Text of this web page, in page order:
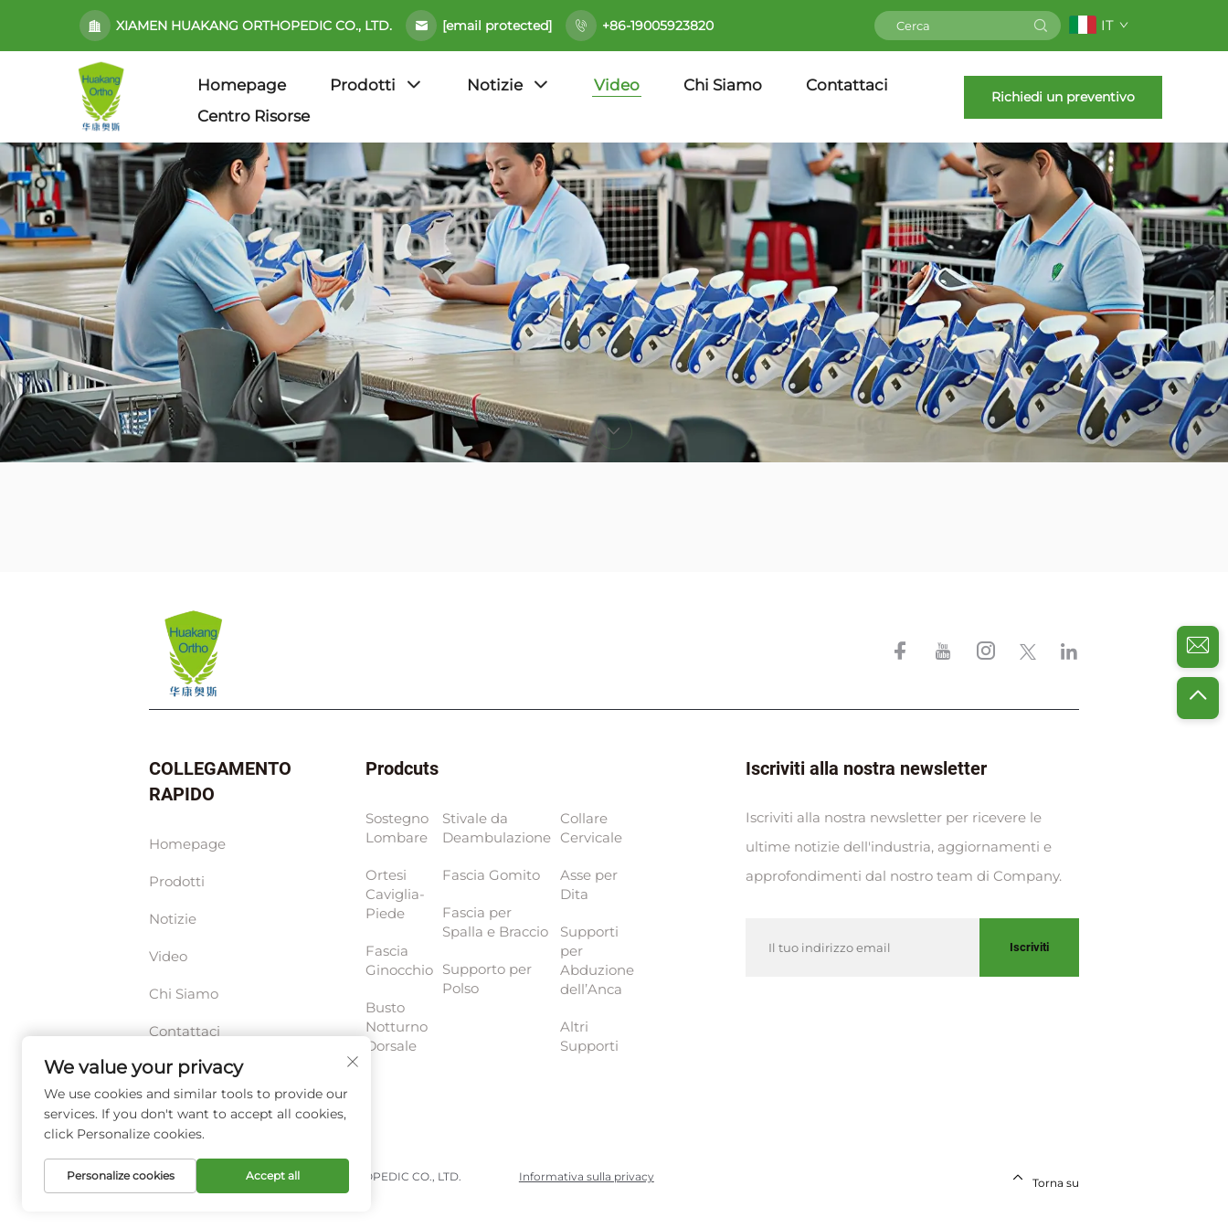
XIAMEN HUAKANG ORTHOPEDIC CO., LTD. [email protected] +86-19005923820 IT
Homepage Prodotti Notizie Video Chi Siamo
Contattaci
Centro Risorse
Richiedi un preventivo
COLLEGAMENTO
RAPIDO
Homepage
Prodotti
Notizie
Video
Chi Siamo
Contattaci
Centro Risorse
Prodcuts
Sostegno
Lombare
Ortesi
Caviglia-
Piede
Fascia
Ginocchio
Busto
Notturno
Dorsale
Stivale da
Deambulazione
Fascia Gomito
Fascia per
Spalla e Braccio
Supporto per
Polso
Collare
Cervicale
Asse per
Dita
Supporti
per
Abduzione
dell’Anca
Altri
Supporti
Iscriviti alla nostra newsletter
Iscriviti alla nostra newsletter per ricevere le
ultime notizie dell'industria, aggiornamenti e
approfondimenti dal nostro team di Company.
Iscriviti
Copyright © XIAMEN HUAKANG ORTHOPEDIC CO., LTD. Informativa sulla privacy Torna su
We value your privacy
We use cookies and similar tools to provide our
services. If you don't want to accept all cookies,
click Personalize cookies.
Personalize cookies Accept all